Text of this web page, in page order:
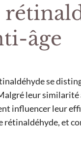
âge
se
leur similarité
influencer leur
et